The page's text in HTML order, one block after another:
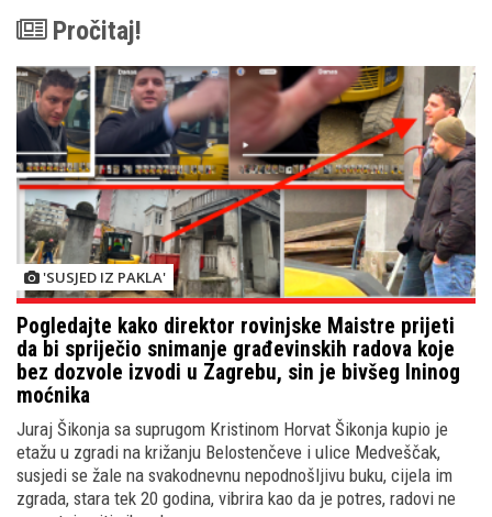
Pročitaj!
'SUSJED IZ PAKLA'
Pogledajte kako direktor rovinjske Maistre prijeti
da bi spriječio snimanje građevinskih radova koje
bez dozvole izvodi u Zagrebu, sin je bivšeg Ininog
moćnika
Juraj Šikonja sa suprugom Kristinom Horvat Šikonja kupio je
etažu u zgradi na križanju Belostenčeve i ulice Medveščak,
susjedi se žale na svakodnevnu nepodnošljivu buku, cijela im
zgrada, stara tek 20 godina, vibrira kao da je potres, radovi ne